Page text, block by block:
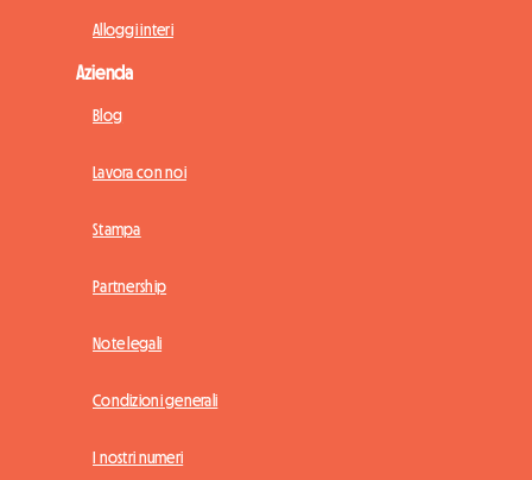
Alloggi interi
Azienda
Blog
Lavora con noi
Stampa
Partnership
Note legali
Condizioni generali
I nostri numeri